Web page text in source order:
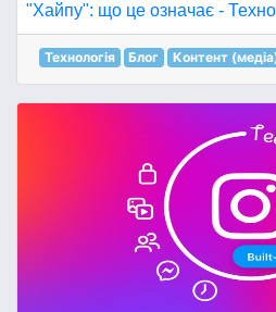
"Хайпу": що це означає -
Технологія Блог Контент